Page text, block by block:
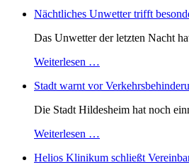
Nächtliches Unwetter trifft
Das Unwetter der letzten Nacht
Weiterlesen …
Stadt warnt vor
Die Stadt Hildesheim hat noch
Weiterlesen …
Helios Klinikum schließt